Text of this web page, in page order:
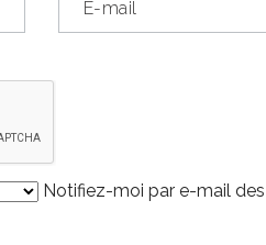
Notifiez-moi par e-mail